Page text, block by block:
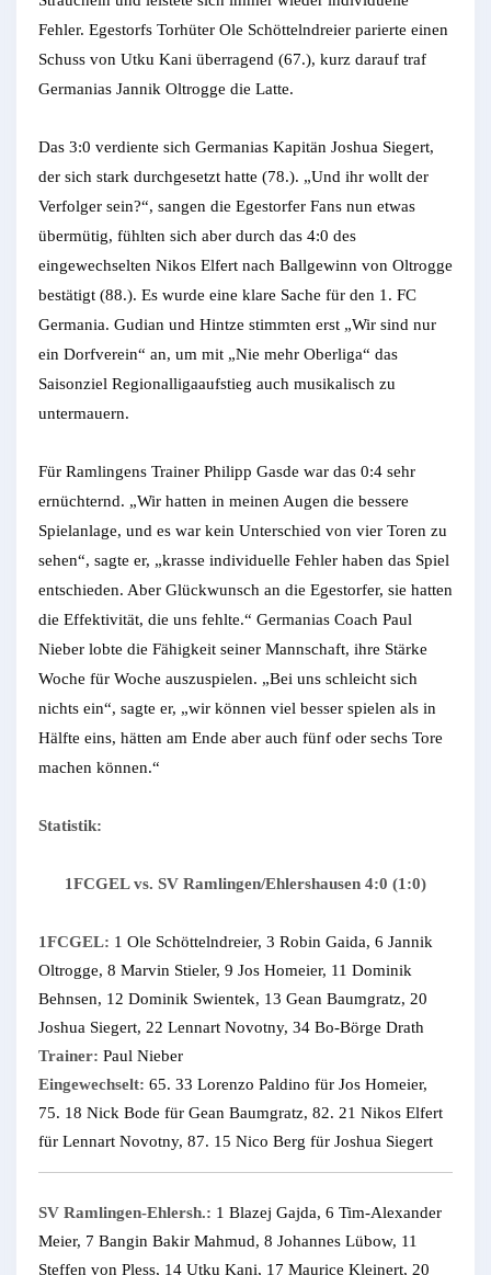
Fehler. Egestorfs Torhüter Ole Schöttelndreier parierte einen
Schuss von Utku Kani überragend (67.), kurz darauf traf
Germanias Jannik Oltrogge die Latte.
Das 3:0 verdiente sich Germanias Kapitän Joshua Siegert,
der sich stark durchgesetzt hatte (78.). „Und ihr wollt der
Verfolger sein?“, sangen die Egestorfer Fans nun etwas
übermütig, fühlten sich aber durch das 4:0 des
eingewechselten Nikos Elfert nach Ballgewinn von Oltrogge
bestätigt (88.). Es wurde eine klare Sache für den 1. FC
Germania. Gudian und Hintze stimmten erst „Wir sind nur
ein Dorfverein“ an, um mit „Nie mehr Oberliga“ das
Saisonziel Regionalligaaufstieg auch musikalisch zu
untermauern.
Für Ramlingens Trainer Philipp Gasde war das 0:4 sehr
ernüchternd. „Wir hatten in meinen Augen die bessere
Spielanlage, und es war kein Unterschied von vier Toren zu
sehen“, sagte er, „krasse individuelle Fehler haben das Spiel
entschieden. Aber Glückwunsch an die Egestorfer, sie hatten
die Effektivität, die uns fehlte.“ Germanias Coach Paul
Nieber lobte die Fähigkeit seiner Mannschaft, ihre Stärke
Wo­che für Woche auszuspielen. „Bei uns schleicht sich
nichts ein“, sagte er, „wir können viel besser spielen als in
Hälfte eins, hätten am Ende aber auch fünf oder sechs Tore
machen können.“
Statistik:
1FCGEL vs. SV Ramlingen/Ehlershausen 4:0 (1:0)
1FCGEL: 1 Ole Schöttelndreier, 3 Robin Gaida, 6 Jannik
Oltrogge, 8 Marvin Stieler, 9 Jos Homeier, 11 Dominik
Behnsen, 12 Dominik Swientek, 13 Gean Baumgratz, 20
Joshua Siegert, 22 Lennart Novotny, 34 Bo-Börge Drath
Trainer: Paul Nieber
Eingewechselt: 65. 33 Lorenzo Paldino für Jos Homeier,
75. 18 Nick Bode für Gean Baumgratz, 82. 21 Nikos Elfert
für Lennart Novotny, 87. 15 Nico Berg für Joshua Siegert
SV Ramlingen-Ehlersh.: 1 Blazej Gajda, 6 Tim-Alexander
Meier, 7 Bangin Bakir Mahmud, 8 Johannes Lübow, 11
Steffen von Pless, 14 Utku Kani, 17 Maurice Kleinert, 20